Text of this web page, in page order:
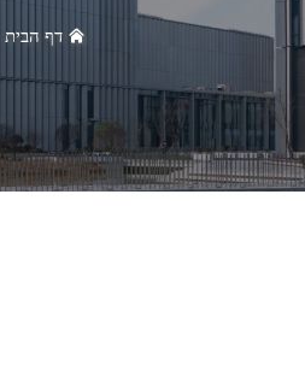
דף הבית